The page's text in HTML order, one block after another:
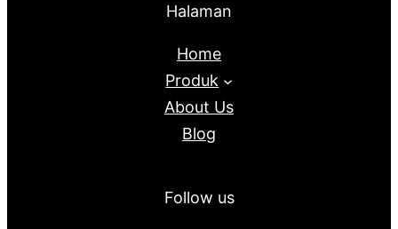
Halaman
Home
Produk
About Us
Blog
Follow us